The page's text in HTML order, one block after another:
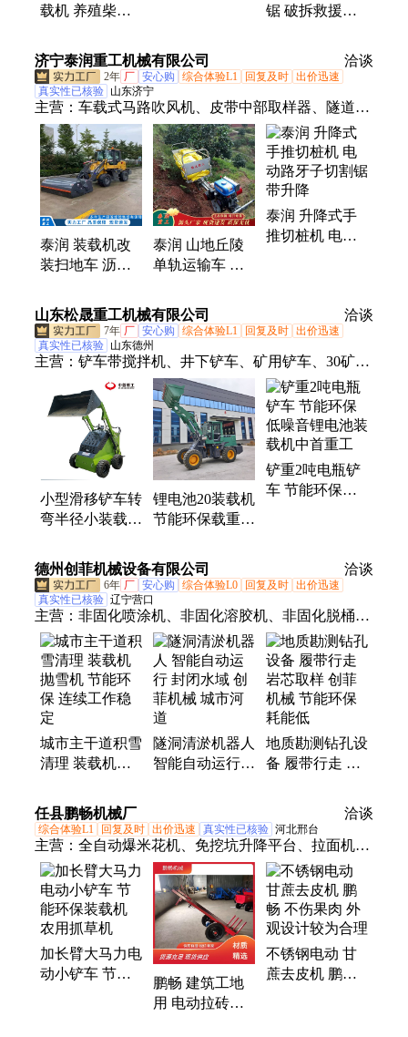
载机 养殖柴油
殖场装载设备节
能环保
锯 破拆救援器
切割机切割锯
济宁泰润重工机械有限公司 洽谈
2年 厂 安心购 综合体验L1 回复及时 出价迅速
真实性已核验 山东济宁
主营： 车载式马路吹风机、皮带中部取样器、隧道凿
毛机、装载机改装扫地车、玻璃安装机械手、全自动
升降柱、液压拔管机、洗车槽、清淤机器人、龙门压
力机、智能套丝机、短管置换、锚索切割机、履带遥
控绳锯机、电动绳锯机、树枝粉碎机、水泥道口板、
手动液压剪扩钳、箱式喷砂机、不锈钢水喷砂机、三
滚轴摊铺机、电液推杆、管道喷涂机器人、无动力吸
盘、履带马路切割机
泰润 装载机改
装扫地车 沥青
环保节能
泰润 山地丘陵
单轨运输车 果
自走式轨道小火
车运输机
泰润 升降式手
推切桩机 电动
山东松晟重工机械有限公司 洽谈
7年 厂 安心购 综合体验L1 回复及时 出价迅速
真实性已核验 山东德州
主营： 铲车带搅拌机、井下铲车、矿用铲车、30矿井
装载机、防爆20装载机、矿山井下装载机、矿用装载
机、搅拌斗装载机、遥控滑移装载机、井下装载机、
搅拌装载机、遥控装载机、液压式搅拌斗、防爆煤矿
井下铲车、扫路机、铲车清扫器、铲车改搅拌斗、搅
拌机、搅拌铲车、铲车改搅拌机、全自动搅拌铲车、
矿山井下铲车、锂电池铲车、新能源电动铲车、矿用
铲运机
小型滑移铲车转
弯半径小装载机
能环保 J
锂电池20装载机
节能环保载重2
铲重2吨电瓶铲
车 节能环保低
德州创菲机械设备有限公司 洽谈
6年 厂 安心购 综合体验L0 回复及时 出价迅速
真实性已核验 辽宁营口
主营： 非固化喷涂机、非固化溶胶机、非固化脱桶
器、装载机抛雪机、液压岩石锯、劈裂机、劈裂棒、
板换扳手、液压千斤顶、破桩机、绳锯机、环槽铆钉
机、汽车大梁铆钉机、沥青灌缝机、抛丸机
城市主干道积雪
清理 装载机抛
连续工作稳定
隧洞清淤机器人
智能自动运行
地质勘测钻孔设
备 履带行走 岩
械 节能环保耗
能低
任县鹏畅机械厂 洽谈
综合体验L1 回复及时 出价迅速 真实性已核验 河北邢台
主营： 全自动爆米花机、免挖坑升降平台、拉面机、
矿用装载机、冷面机、瓷砖切割机、辣条机、饺子皮
机、饺子机、缩管机、爬楼机、三轮车、小铲车、随
车叉车、电动脚手架
加长臂大马力电
动小铲车 节能
鹏畅 建筑工地
用 电动拉砖车
不锈钢电动 甘
蔗去皮机 鹏畅